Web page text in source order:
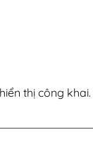
thị công khai.